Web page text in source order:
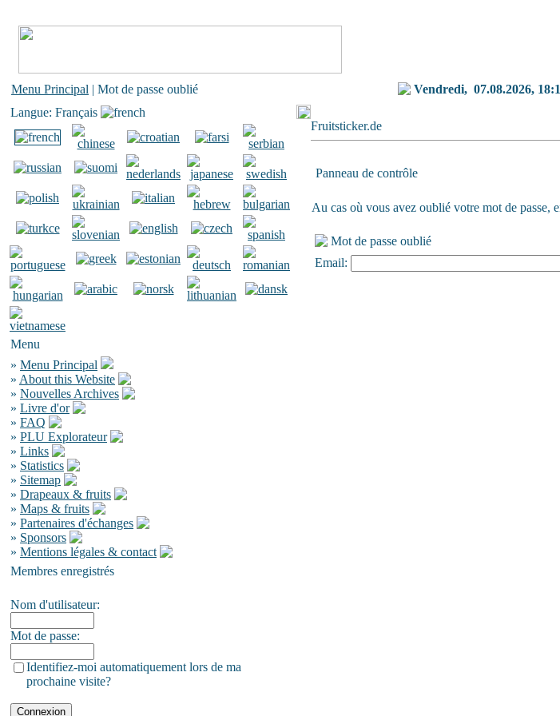
Menu Principal | Mot de passe oublié Vendredi, 07.08.2026,
Langue: Français
Menu
» Menu Principal
» About this Website
» Nouvelles Archives
» Livre d'or
» FAQ
» PLU Explorateur
» Links
» Statistics
» Sitemap
» Drapeaux & fruits
» Maps & fruits
» Partenaires d'échanges
» Sponsors
» Mentions légales & contact
Membres enregistrés
Nom d'utilisateur:
Mot de passe:
Identifiez-moi automatiquement lors de ma
prochaine visite?
Fruitsticker.de
Panneau de contrôle
Au cas où vous avez oublié votre mot de passe,
Mot de passe oublié
Email: